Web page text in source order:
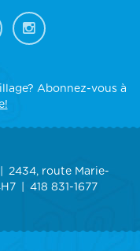
Abonnez-vous à
2434, route Marie-
418 831-1677